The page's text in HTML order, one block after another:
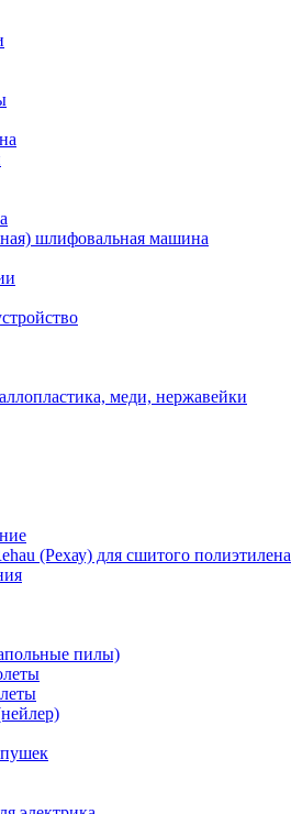
шлифовальная машина
меди, нержавейки
(Рехау) для сшитого полиэтилена
пилы)